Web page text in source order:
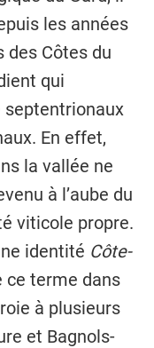
les années
des Côtes du
qui
septentrionaux
En effet,
la vallée ne
à l’aube du
viticole propre.
identité Côte-
ce terme dans
à plusieurs
et Bagnols-